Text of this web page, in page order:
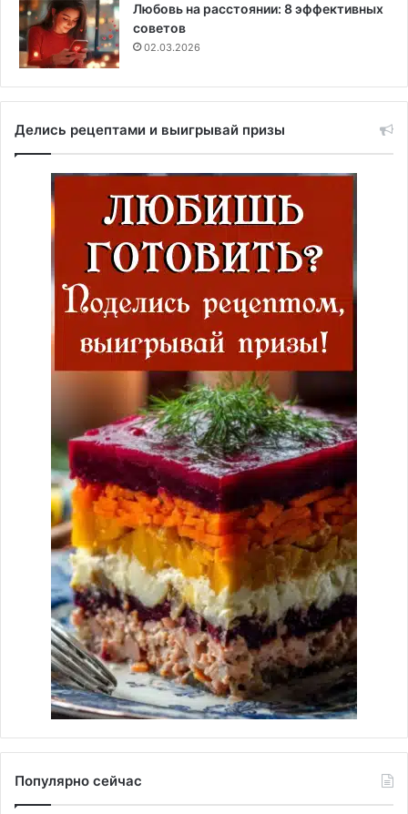
Любовь на расстоянии: 8 эффективных
советов
02.03.2026
Делись рецептами и выигрывай призы
Популярно сейчас